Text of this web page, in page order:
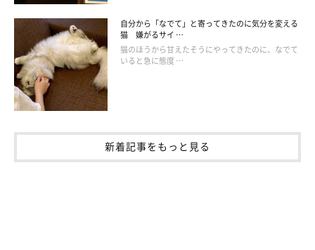
自分から「なでて」と寄ってきたのに気分を変える
猫 嫌がるサイ …
猫のほうから甘えたそうにやってきたのに、なでて
いると急に態度 …
新着記事をもっと見る